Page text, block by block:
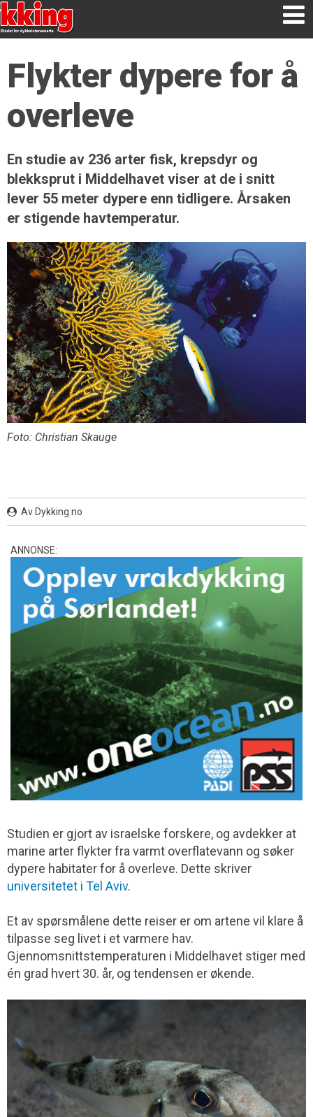
Flykter dypere for å
overleve
En studie av 236 arter fisk, krepsdyr og
blekksprut i Middelhavet viser at de i snitt
lever 55 meter dypere enn tidligere. Årsaken
er stigende havtemperatur.
Foto: Christian Skauge
Av Dykking.no
ANNONSE:
Studien er gjort av israelske forskere, og avdekker at
marine arter flykter fra varmt overflatevann og søker
dypere habitater for å overleve. Dette skriver
universitetet i Tel Aviv.
Et av spørsmålene dette reiser er om artene vil klare å
tilpasse seg livet i et varmere hav.
Gjennomsnittstemperaturen i Middelhavet stiger med
én grad hvert 30. år, og tendensen er økende.